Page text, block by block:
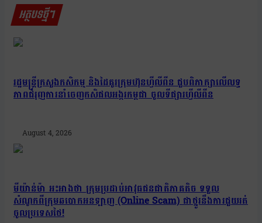
អត្ថបទថ្មីៗ
រដ្ឋមន្រ្តីក្រសួងកសិកម្ម និងដៃគូរក្រុមហ៊ុនហ្វីលីពីន ជួបពិភាក្សាលើលទ្ធ
ភាពជំរុញការនាំចេញកសិផលអង្ករកម្ពុជា ចូលទីផ្សារហ្វីលីពីន
August 4, 2026
មីយ៉ាន់ម៉ា អះអាងថា ក្រុមប្រដាប់អាវុធជនជាតិភាគតិច ទទួល
សំណូកពីក្រុមឆបោកអនឡាញ (Online Scam) ជាថ្នូរនឹងការជួយរត់
ចូលប្រទេសថៃ!